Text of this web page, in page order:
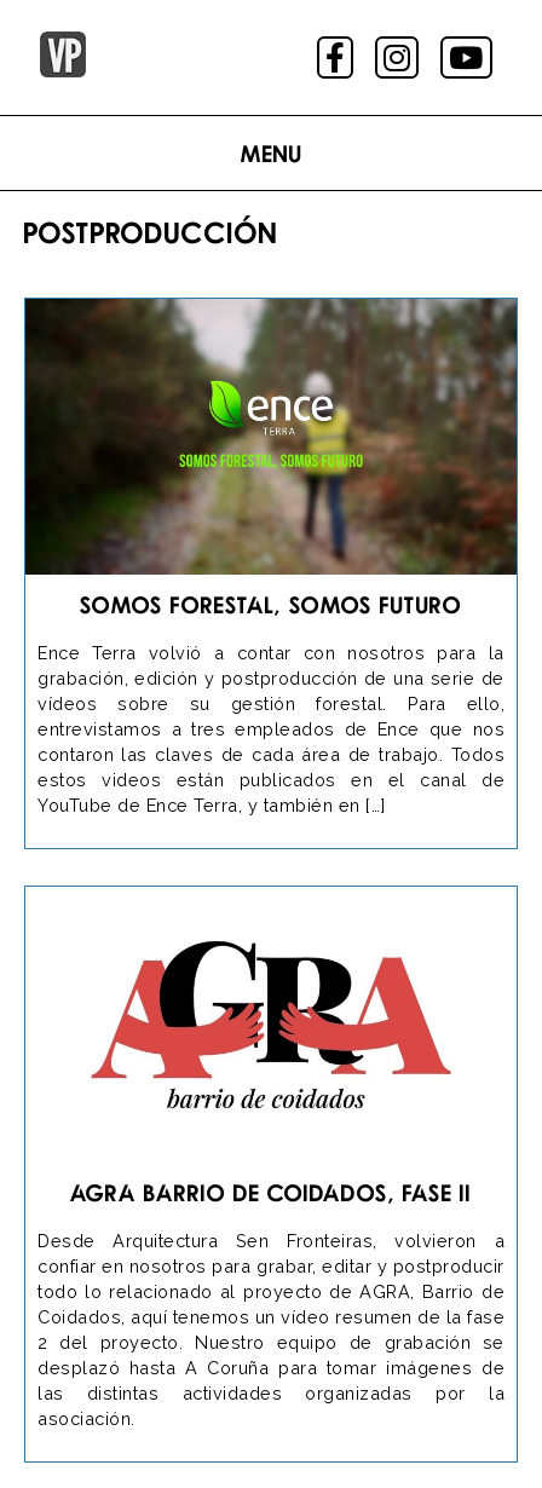
Menu
POSTPRODUCCIÓN
Somos forestal, somos futuro
Ence Terra volvió a contar con nosotros para la
grabación, edición y postproducción de una serie de
vídeos sobre su gestión forestal. Para ello,
entrevistamos a tres empleados de Ence que nos
contaron las claves de cada área de trabajo. Todos
estos videos están publicados en el canal de
YouTube de Ence Terra, y también en […]
AGRA Barrio de Coidados, Fase II
Desde Arquitectura Sen Fronteiras, volvieron a
confiar en nosotros para grabar, editar y postproducir
todo lo relacionado al proyecto de AGRA, Barrio de
Coidados, aquí tenemos un vídeo resumen de la fase
2 del proyecto. Nuestro equipo de grabación se
desplazó hasta A Coruña para tomar imágenes de
las distintas actividades organizadas por la
asociación.